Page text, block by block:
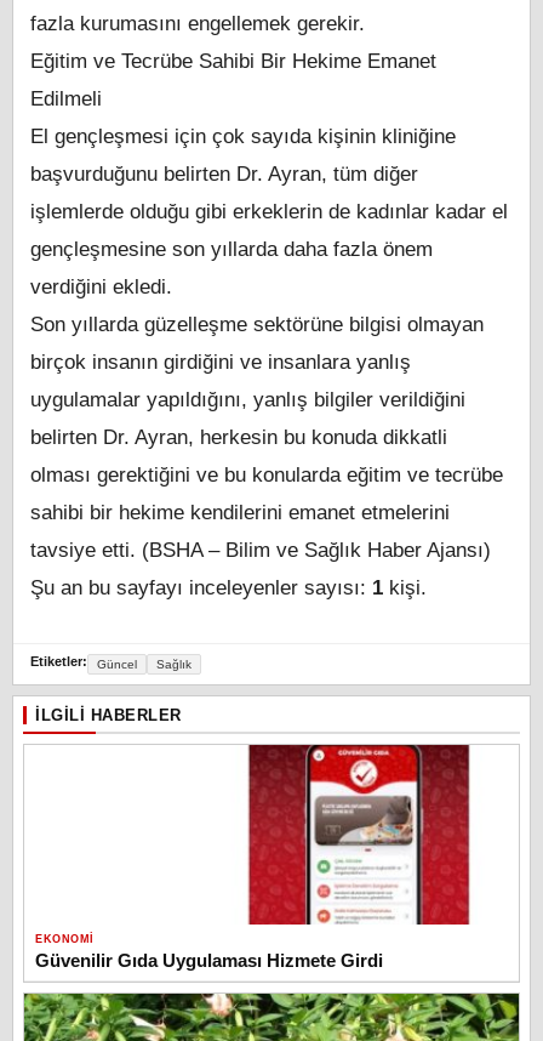
fazla kurumasını engellemek gerekir.
Eğitim ve Tecrübe Sahibi Bir Hekime Emanet
Edilmeli
El gençleşmesi için çok sayıda kişinin kliniğine
başvurduğunu belirten Dr. Ayran, tüm diğer
işlemlerde olduğu gibi erkeklerin de kadınlar kadar el
gençleşmesine son yıllarda daha fazla önem
verdiğini ekledi.
Son yıllarda güzelleşme sektörüne bilgisi olmayan
birçok insanın girdiğini ve insanlara yanlış
uygulamalar yapıldığını, yanlış bilgiler verildiğini
belirten Dr. Ayran, herkesin bu konuda dikkatli
olması gerektiğini ve bu konularda eğitim ve tecrübe
sahibi bir hekime kendilerini emanet etmelerini
tavsiye etti. (BSHA – Bilim ve Sağlık Haber Ajansı)
Şu an bu sayfayı inceleyenler sayısı: 1 kişi.
Etiketler: Güncel Sağlık
İLGILI HABERLER
EKONOMI
Güvenilir Gıda Uygulaması Hizmete Girdi